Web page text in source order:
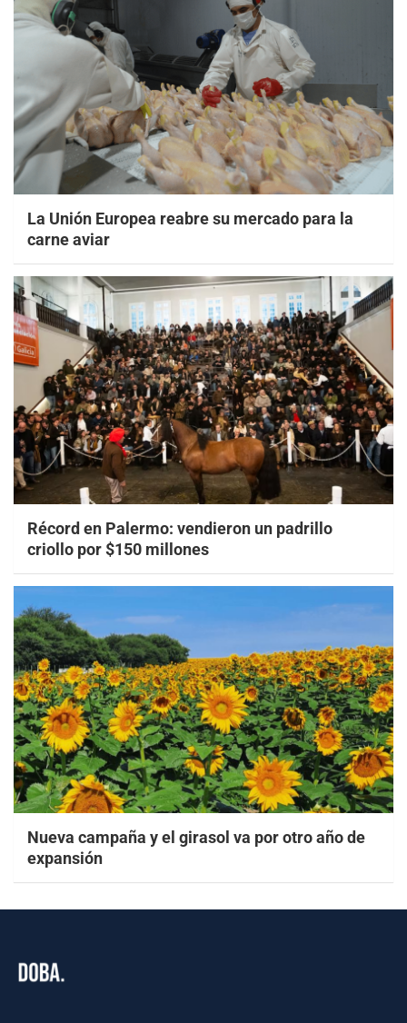
La Unión Europea reabre su mercado para la
carne aviar
Récord en Palermo: vendieron un padrillo
criollo por $150 millones
Nueva campaña y el girasol va por otro año de
expansión